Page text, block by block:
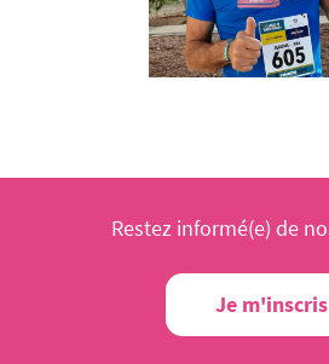
Restez informé(e) de
Je m'inscris